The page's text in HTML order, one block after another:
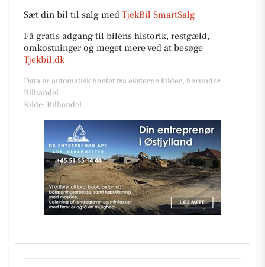
Sæt din bil til salg med TjekBil SmartSalg
Få gratis adgang til bilens historik, restgæld,
omkostninger og meget mere ved at besøge
Tjekbil.dk
Data er automatisk hentet fra eksterne kilder, herunder
Bilhandel.
Kilde: Bilhandel